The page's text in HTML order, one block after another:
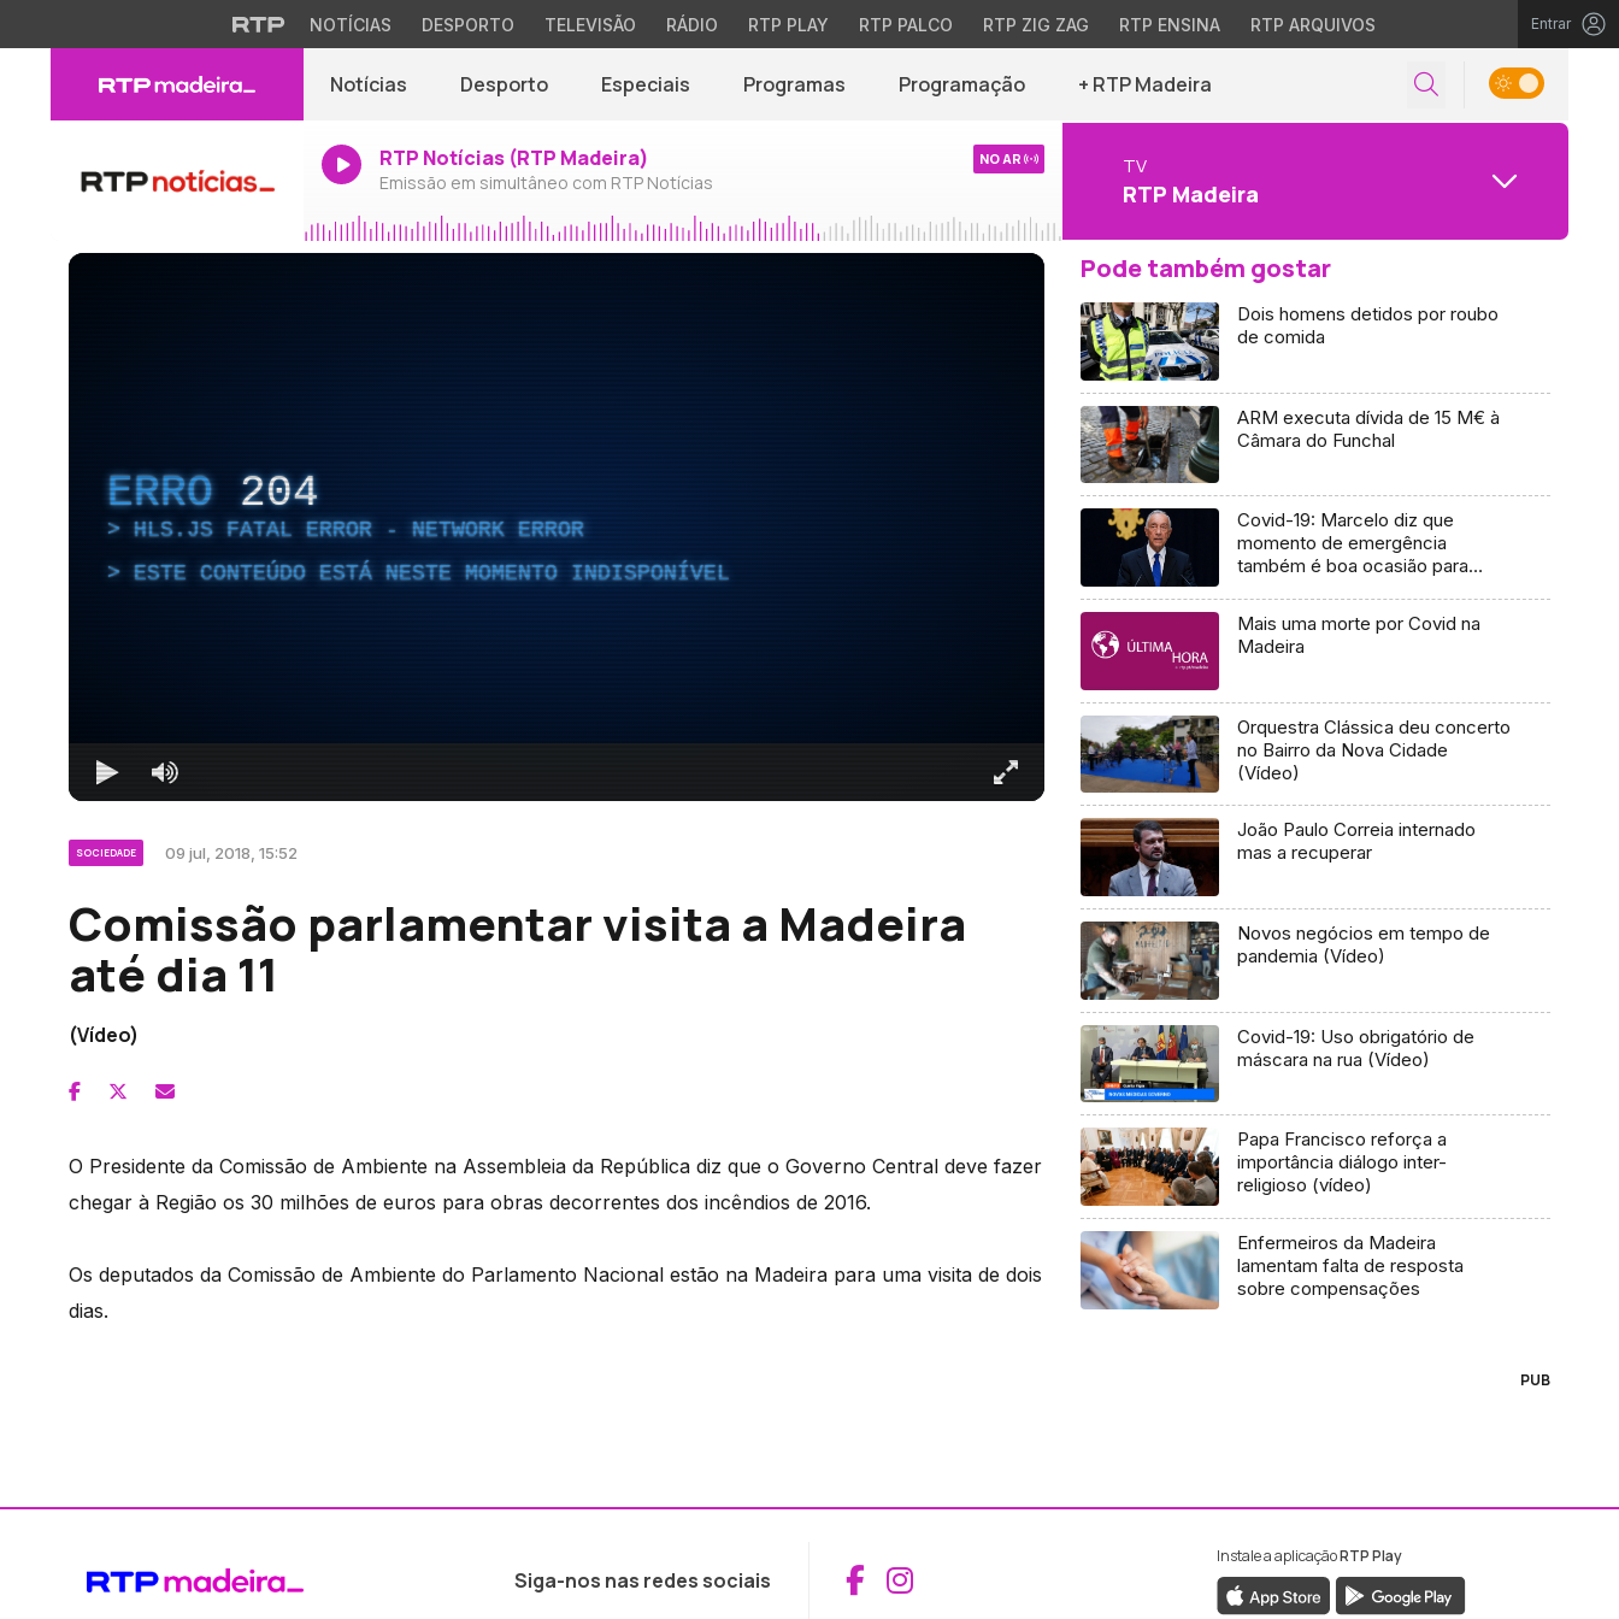
NOTÍCIAS DESPORTO TELEVISÃO RÁDIO RTP PLAY RTP PALCO RTP ZIG ZAG RTP ENSINA RTP ARQUIVOS Entrar
Notícias Desporto Especiais Programas Programação + RTP Madeira
RTP Notícias (RTP Madeira)
Emissão em simultâneo com RTP Notícias
NO AR TV
RTP Madeira
ERRO 204
HLS.JS FATAL ERROR - NETWORK ERROR
ESTE CONTEÚDO ESTÁ NESTE MOMENTO INDISPONÍVEL
SOCIEDADE 09 jul, 2018, 15:52
Comissão parlamentar visita a Madeira
até dia 11
(Vídeo)
O Presidente da Comissão de Ambiente na Assembleia da República diz que o Governo Central deve fazer
chegar à Região os 30 milhões de euros para obras decorrentes dos incêndios de 2016.
Os deputados da Comissão de Ambiente do Parlamento Nacional estão na Madeira para uma visita de dois
dias.
Pode também gostar
Dois homens detidos por roubo
de comida
ARM executa dívida de 15 M€ à
Câmara do Funchal
Covid-19: Marcelo diz que
momento de emergência
também é boa ocasião para
Mais uma morte por Covid na
Madeira
Orquestra Clássica deu concerto
no Bairro da Nova Cidade
(Vídeo)
João Paulo Correia internado
mas a recuperar
Novos negócios em tempo de
pandemia (Vídeo)
Covid-19: Uso obrigatório de
máscara na rua (Vídeo)
Papa Francisco reforça a
importância diálogo inter-
religioso (vídeo)
Enfermeiros da Madeira
lamentam falta de resposta
sobre compensações
PUB
Siga-nos nas redes sociais Aceder ao Facebook da RTP Madeira
Aceder ao Instagram da RTP Madeira
Instale a aplicaçãoRTP Play